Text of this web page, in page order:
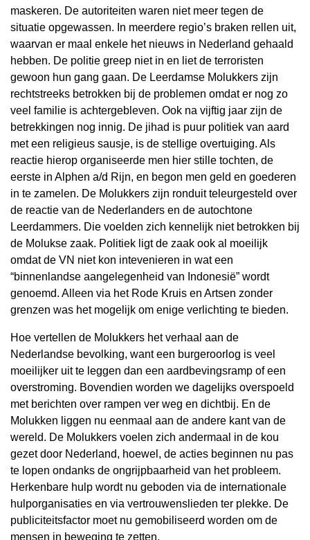
maskeren. De autoriteiten waren niet meer tegen de
situatie opgewassen. In meerdere regio’s braken rellen uit,
waarvan er maal enkele het nieuws in Nederland gehaald
hebben. De politie greep niet in en liet de terroristen
gewoon hun gang gaan. De Leerdamse Molukkers zijn
rechtstreeks betrokken bij de problemen omdat er nog zo
veel familie is achtergebleven. Ook na vijftig jaar zijn de
betrekkingen nog innig. De jihad is puur politiek van aard
met een religieus sausje, is de stellige overtuiging. Als
reactie hierop organiseerde men hier stille tochten, de
eerste in Alphen a/d Rijn, en begon men geld en goederen
in te zamelen. De Molukkers zijn ronduit teleurgesteld over
de reactie van de Nederlanders en de autochtone
Leerdammers. Die voelden zich kennelijk niet betrokken bij
de Molukse zaak. Politiek ligt de zaak ook al moeilijk
omdat de VN niet kon intevenieren in wat een
“binnenlandse aangelegenheid van Indonesië” wordt
genoemd. Alleen via het Rode Kruis en Artsen zonder
grenzen was het mogelijk om enige verlichting te bieden.
Hoe vertellen de Molukkers het verhaal aan de
Nederlandse bevolking, want een burgeroorlog is veel
moeilijker uit te leggen dan een aardbevingsramp of een
overstroming. Bovendien worden we dagelijks overspoeld
met berichten over rampen ver weg en dichtbij. En de
Molukken liggen nu eenmaal aan de andere kant van de
wereld. De Molukkers voelen zich andermaal in de kou
gezet door Nederland, hoewel, de acties beginnen nu pas
te lopen ondanks de ongrijpbaarheid van het probleem.
Herkenbare hulp wordt nu geboden via de internationale
hulporganisaties en via vertrouwenslieden ter plekke. De
publiciteitsfactor moet nu gemobiliseerd worden om de
mensen in beweging te zetten.